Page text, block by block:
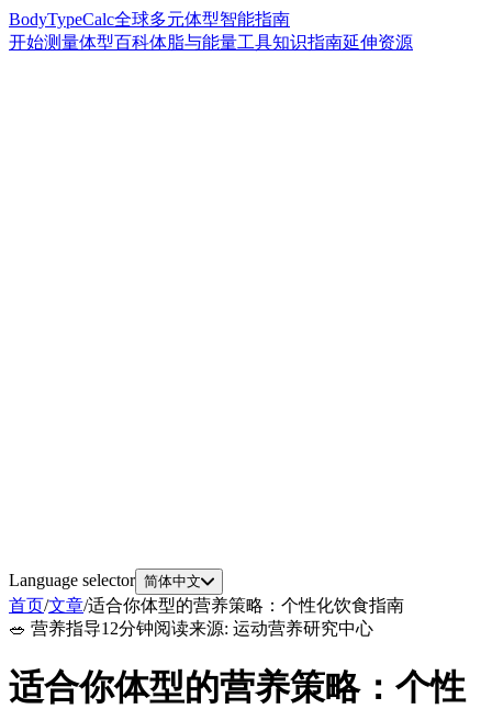
BodyTypeCalc全球多元体型智能指南
开始测量体型百科体脂与能量工具知识指南延伸资源
Language selector 简体中文
首页/文章/适合你体型的营养策略：个性化饮食指南
🥗 营养指导12分钟阅读来源: 运动营养研究中心
适合你体型的营养策略：个性